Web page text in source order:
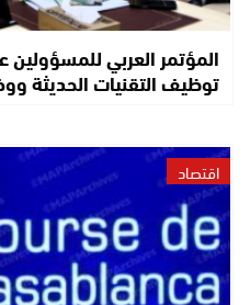
المؤتمر العربي
توظيف التقنيات الحديثة
اقتصاد